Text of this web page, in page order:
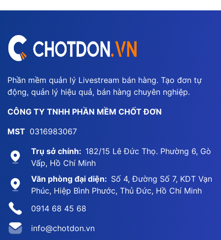
Phần mềm quản lý Livestream bán hàng. Tạo đơn tự
động, quản lý hiệu quả, bán hàng chuyên nghiệp.
CÔNG TY TNHH PHẦN MỀM CHỐT ĐƠN
MST 0316983067
Trụ sở chính: 182/15 Lê Đức Thọ. Phường 6, Gò
Vấp, Hồ Chí Minh
Văn phòng đại diện: Số 4, Đường Số 7, KDT Vạn
Phúc, Hiệp Bình Phước, Thủ Đức, Hồ Chí Minh
0914 68 45 68
info@chotdon.vn